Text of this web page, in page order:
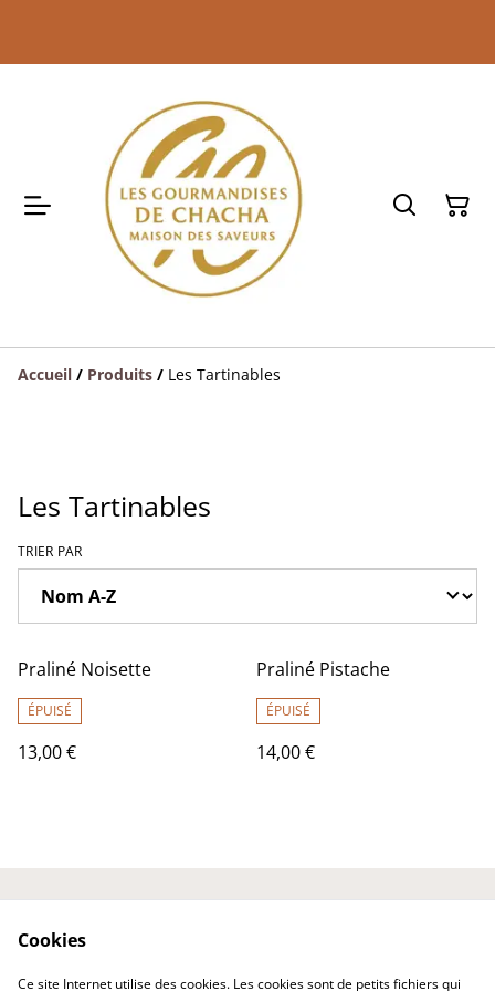
Accueil / Produits / Les Tartinables
Les Tartinables
TRIER PAR
Praliné Noisette
ÉPUISÉ
13,00 €
Praliné Pistache
ÉPUISÉ
14,00 €
Laissez votre avis ici
confidentialité
Cookies
Ce site Internet utilise des cookies. Les cookies sont de petits fichiers qui